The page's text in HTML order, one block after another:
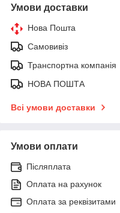
Умови доставки
Нова Пошта
Самовивіз
Транспортна компанія
НОВА ПОШТА
Всі умови доставки
Умови оплати
Післяплата
Оплата на рахунок
Оплата за реквізитами